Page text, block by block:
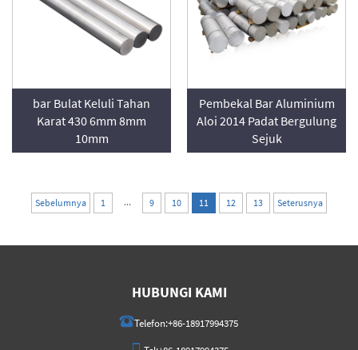
bar Bulat Keluli Tahan
Karat 430 6mm 8mm
10mm
Pembekal Bar Aluminium
Aloi 2014 Padat Bergulung
Sejuk
Sebelumnya 1 ... 9 10 11 12 13 Seterusnya
HUBUNGI KAMI
Telefon:+86-18917994375